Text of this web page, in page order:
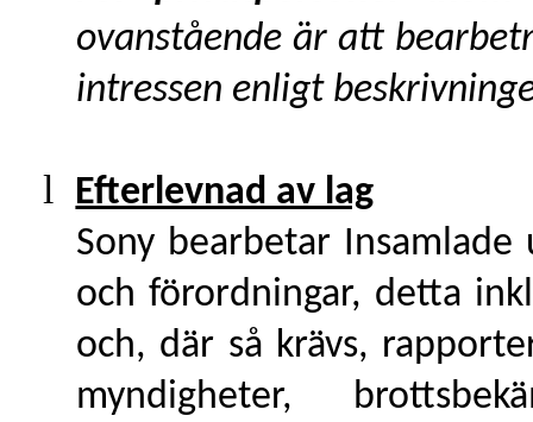
ovanstående är att
intressen enligt
l
Efterlevnad av lag
Sony bearbetar
och förordningar, detta
och, där så krävs,
myndigheter,